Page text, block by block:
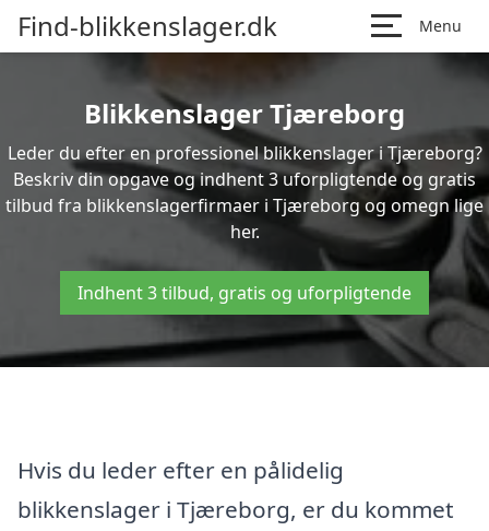
Find-blikkenslager.dk Menu
Blikkenslager Tjæreborg
Leder du efter en professionel blikkenslager i Tjæreborg?
Beskriv din opgave og indhent 3 uforpligtende og gratis
tilbud fra blikkenslagerfirmaer i Tjæreborg og omegn lige
her.
Indhent 3 tilbud, gratis og uforpligtende
Hvis du leder efter en pålidelig
blikkenslager i Tjæreborg, er du kommet